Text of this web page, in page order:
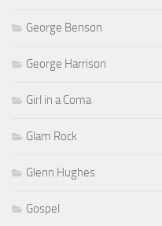
George Benson
George Harrison
Girl in a Coma
Glam Rock
Glenn Hughes
Gospel